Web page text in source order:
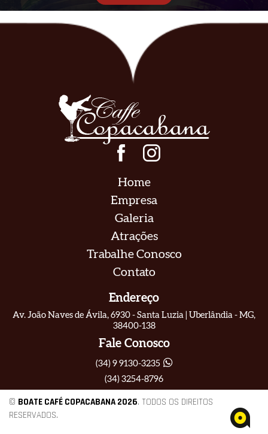
Home
Empresa
Galeria
Atrações
Trabalhe Conosco
Contato
Endereço
Av. João Naves de Ávila, 6930 - Santa Luzia | Uberlândia - MG,
38400-138
Fale Conosco
(34) 9 9130-3235
(34) 3254-8796
© BOATE CAFÉ COPACABANA 2026. TODOS OS DIREITOS
RESERVADOS.